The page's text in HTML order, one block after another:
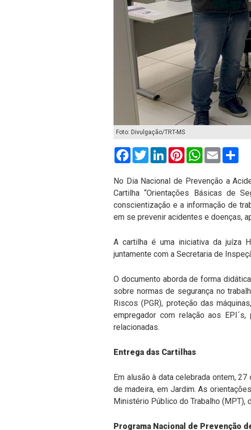
Foto: Divulgação/TRT-MS
FacebookTwitterLinkedInPinterestWhatsApp
Email
No Dia Nacional de Prevenção a
Cartilha “Orientações Básicas de
conscientização e a informação de
em se prevenir acidentes e doenças,
A cartilha é uma iniciativa da juíza
juntamente com a Secretaria de
O documento aborda de forma
sobre normas de segurança no
Riscos (PGR), proteção das
empregador com relação aos
relacionadas.
Entrega das Cartilhas
Em alusão à data celebrada ontem,
de madeira, em Jardim. As
Ministério Público do Trabalho (MPT),
Programa Nacional de Prevenção